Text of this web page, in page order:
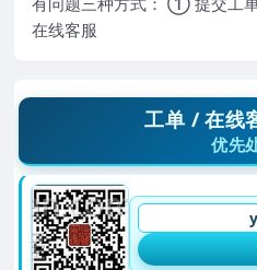
在线客服
工单 / 在线
优先